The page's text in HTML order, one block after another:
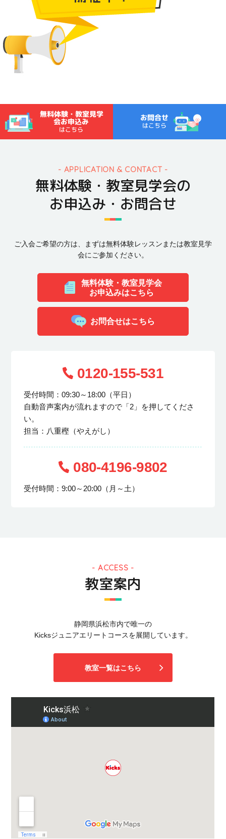
無料体験・教室見学
会お申込み
はこちら
お問合せ
はこちら
APPLICATION & CONTACT
無料体験・教室見学会の
お申込み・お問合せ
ご入会ご希望の方は、まずは無料体験レッスンまたは教室見学
会にご参加ください。
無料体験・教室見学会
お申込みはこちら
お問合せはこちら
0120-155-531
受付時間：09:30～18:00（平日）
自動音声案内が流れますので「2」を押してくださ
い。
担当：八重樫（やえがし）
080-4196-9802
受付時間：9:00～20:00（月～土）
ACCESS
教室案内
静岡県浜松市内で唯一の
Kicksジュニアエリートコースを展開しています。
教室一覧はこちら